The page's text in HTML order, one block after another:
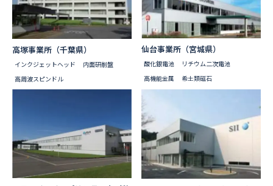
高塚事業所（千葉県）
インクジェットヘッド
内面研削盤
高周波スピンドル
仙台事業所（宮城県）
酸化銀電池
リチウム二次電池
高機能金属
希土類磁石